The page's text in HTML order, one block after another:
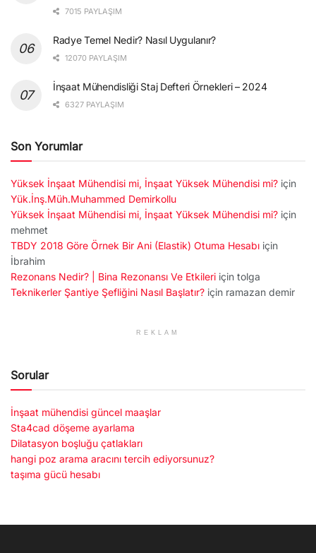
7015 PAYLAŞIM
Radye Temel Nedir? Nasıl Uygulanır?
12070 PAYLAŞIM
İnşaat Mühendisliği Staj Defteri Örnekleri – 2024
6327 PAYLAŞIM
Son Yorumlar
Yüksek İnşaat Mühendisi mi, İnşaat Yüksek Mühendisi mi? için
Yük.İnş.Müh.Muhammed Demirkollu
Yüksek İnşaat Mühendisi mi, İnşaat Yüksek Mühendisi mi? için
mehmet
TBDY 2018 Göre Örnek Bir Ani (Elastik) Otuma Hesabı için
İbrahim
Rezonans Nedir? | Bina Rezonansı Ve Etkileri için tolga
Teknikerler Şantiye Şefliğini Nasıl Başlatır? için ramazan demir
REKLAM
Sorular
İnşaat mühendisi güncel maaşlar
Sta4cad döşeme ayarlama
Dilatasyon boşluğu çatlakları
hangi poz arama aracını tercih ediyorsunuz?
taşıma gücü hesabı